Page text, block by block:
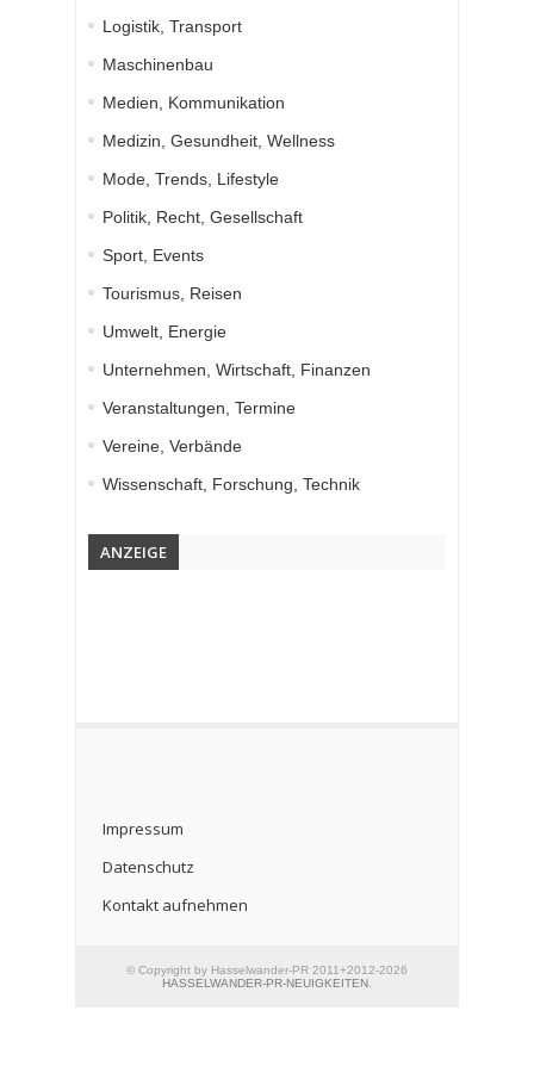
Logistik, Transport
Maschinenbau
Medien, Kommunikation
Medizin, Gesundheit, Wellness
Mode, Trends, Lifestyle
Politik, Recht, Gesellschaft
Sport, Events
Tourismus, Reisen
Umwelt, Energie
Unternehmen, Wirtschaft, Finanzen
Veranstaltungen, Termine
Vereine, Verbände
Wissenschaft, Forschung, Technik
ANZEIGE
Impressum
Datenschutz
Kontakt aufnehmen
© Copyright by Hasselwander-PR 2011+2012-2026
HASSELWANDER-PR-NEUIGKEITEN.